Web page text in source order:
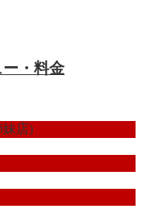
・料金
妹店)